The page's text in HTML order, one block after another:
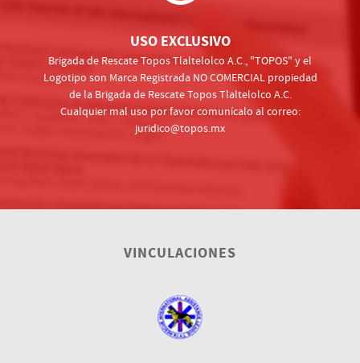
USO EXCLUSIVO
Brigada de Rescate Topos Tlaltelolco A.C., "TOPOS" y el
Logotipo son Marca Registrada NO COMERCIAL propiedad
de la Brigada de Rescate Topos Tlaltelolco A.C.
Cualquier mal uso por favor comunícalo al correo:
juridico@topos.mx
VINCULACIONES